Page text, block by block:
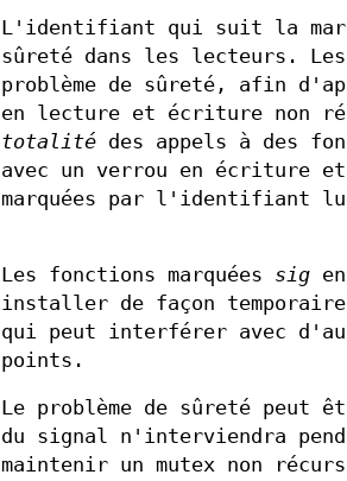
L'identifiant qui suit la
sûreté dans les lecteurs. Les
problème de sûreté, afin
en lecture et écriture non
totalitédes appels à des
avec un verrou en écriture
marquées par l'identifiant
Les fonctions marquées sigen
installer de façon
qui peut interférer avec
points.
Le problème de sûreté peut
du signal n'interviendra
maintenir un mutex non